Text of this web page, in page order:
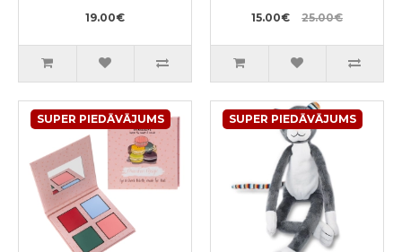
19.00€ 15.00€ 25.00€
SUPER PIEDĀVĀJUMS SUPER PIEDĀVĀJUMS